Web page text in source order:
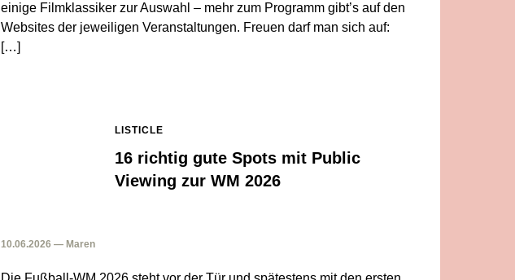
einige Filmklassiker zur Auswahl – mehr zum Programm gibt’s auf den
Websites der jeweiligen Veranstaltungen. Freuen darf man sich auf:
[…]
LISTICLE
16 richtig gute Spots mit Public
Viewing zur WM 2026
10.06.2026 — Maren